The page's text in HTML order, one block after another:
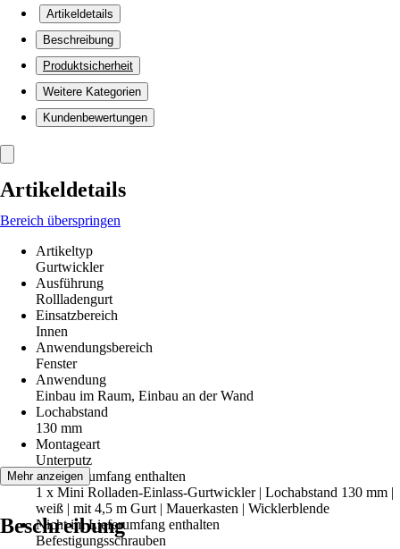
Artikeldetails
Beschreibung
Produktsicherheit
Weitere Kategorien
Kundenbewertungen
Artikeldetails
Bereich überspringen
Artikeltyp
Gurtwickler
Ausführung
Rollladengurt
Einsatzbereich
Innen
Anwendungsbereich
Fenster
Anwendung
Einbau im Raum, Einbau an der Wand
Lochabstand
130 mm
Montageart
Unterputz
Im Lieferumfang enthalten
1 x Mini Rolladen-Einlass-Gurtwickler | Lochabstand 130 mm |
weiß | mit 4,5 m Gurt | Mauerkasten | Wicklerblende
Nicht im Lieferumfang enthalten
Befestigungsschrauben
Mehr anzeigen
Beschreibung